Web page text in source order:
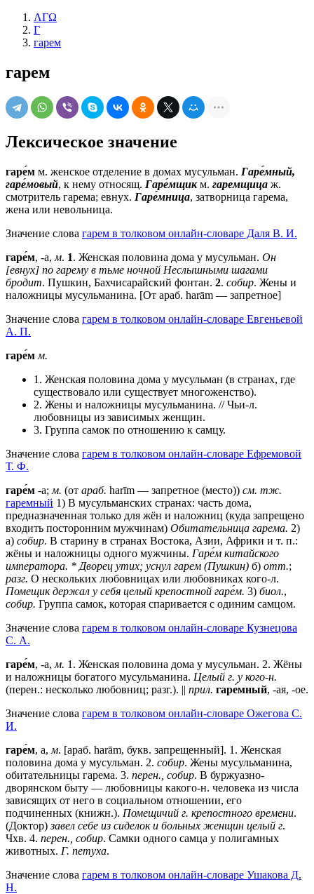
ΛΓΩ
Г
гарем
гарем
Лексическое значение
гаре́м м. женское отделение в домах мусульман. Гаре́мный,
гаре́мовый, к нему относящ. Гаре́мщик м. гаремщица ж.
смотритель гарема; евнух. Гаре́мница, затворница гарема,
жена или невольница.
Значение слова гарем в толковом онлайн-словаре Даля В. И.
гаре́м, -а, м. 1. Женская половина дома у мусульман. Он
[евнух] по гарему в тьме ночной Неслышными шагами
бродит. Пушкин, Бахчисарайский фонтан. 2. собир. Жены и
наложницы мусульманина. [От араб. harām — запретное]
Значение слова гарем в толковом онлайн-словаре Евгеньевой
А. П.
гаре́м м.
1. Женская половина дома у мусульман (в странах, где
существовало или существует многоженство).
2. Жены и наложницы мусульманина. // Чьи-л.
любовницы из зависимых женщин.
3. Группа самок по отношению к самцу.
Значение слова гарем в толковом онлайн-словаре Ефремовой
Т. Ф.
гаре́м -а; м. (от араб. harīm — запретное (место)) см. тж.
гаремный 1) В мусульманских странах: часть дома,
предназначенная только для жён и наложниц (куда запрещено
входить посторонним мужчинам) Обитательница гарема. 2)
а) собир. В старину в странах Востока, Азии, Африки и т. п.:
жёны и наложницы одного мужчины. Гаре́м китайского
императора. * Дворец утих; уснул гарем (Пушкин) б) отт.;
разг. О нескольких любовницах или любовниках кого-л.
Помещик держал у себя целый крепостной гаре́м. 3) биол.,
собир. Группа самок, которая спаривается с одиним самцом.
Значение слова гарем в толковом онлайн-словаре Кузнецова
С. А.
гаре́м, -а, м. 1. Женская половина дома у мусульман. 2. Жёны
и наложницы богатого мусульманина. Целый г. у кого-н.
(перен.: несколько любовниц; разг.). || прил. гаре́мный, -ая, -ое.
Значение слова гарем в толковом онлайн-словаре Ожегова C.
И.
гаре́м, а, м. [араб. harām, букв. запрещенный]. 1 . Женская
половина дома у мусульман. 2. собир. Жены мусульманина,
обитательницы гарема. 3. перен., собир. В буржуазно-
дворянском быту — любовницы какого-н. человека из числа
зависящих от него в социальном отношении, его
подчиненных (книжн.). Помещичий г. крепостного времени.
(Доктор)завел себе из сиделок и больных женщин целый г.
Чхв. 4. перен., собир. Самки одного самца у полигамных
животных. Г. петуха.
Значение слова гарем в толковом онлайн-словаре Ушакова Д.
Н.